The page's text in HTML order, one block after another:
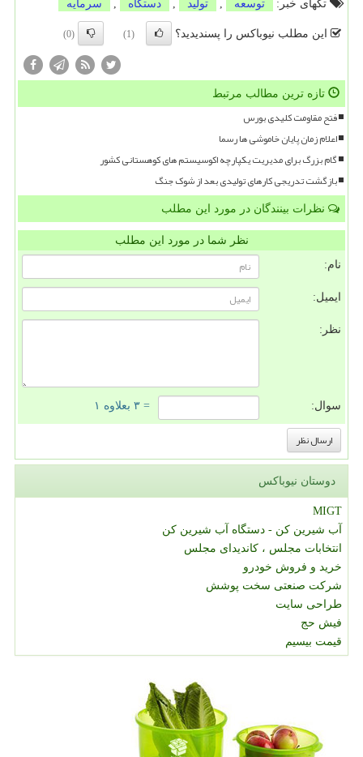
تگهای خبر: توسعه , تولید , دستگاه , سرمایه
این مطلب نیوباکس را پسندیدید؟ (1)
(0)
تازه ترین مطالب مرتبط
فتح مقاومت کلیدی بورس
اعلام زمان پایان خاموشی ها رسما
گام بزرگ برای مدیریت یکپارچه اکوسیستم های کوهستانی کشور
بازگشت تدریجی کارهای تولیدی بعد از شوک جنگ
نظرات بینندگان در مورد این مطلب
نظر شما در مورد این مطلب
نام:
ایمیل:
نظر:
سوال: = ۳ بعلاوه ۱
دوستان نیوباکس
MIGT
آب شیرین کن - دستگاه آب شیرین کن
انتخابات مجلس ، کاندیدای مجلس
خرید و فروش خودرو
شرکت صنعتی سخت پوشش
طراحی سایت
فیش حج
قیمت بیسیم